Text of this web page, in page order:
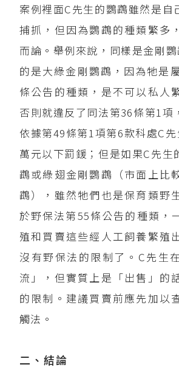
案例裡面C先生的鸚鵡雖然是自
捕抓，但因為鸚鵡的種類繁多
而論。舉例來說，同樣是金剛
的是大綠金剛鸚鵡，因為牠是
條公告的種類，是不可以私人
否則就違反了同法第36條第1項
依據第49條第1項第6款科處C
萬元以下罰鍰；但是如果C先生
鵡或綠翅金剛鸚鵡（市面上比
鵡），雖然牠們也是保育類野
於野保法第55條公告的種類，
殖和買賣這些經人工飼養繁殖
沒有野保法的限制了。C先生
流」，但實質上是「出售」的
的限制。建議買賣前應先加以
觸法。
二、結論